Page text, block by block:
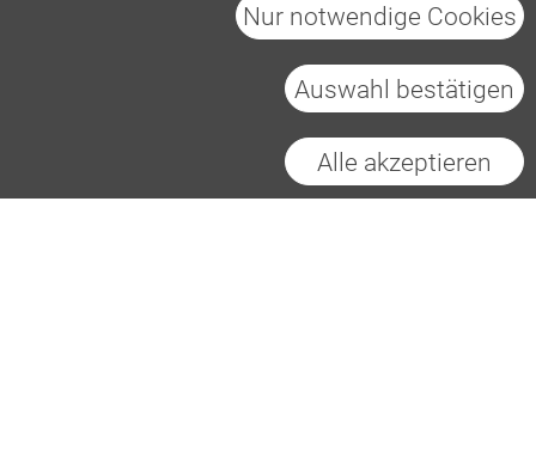
Nur notwendige Cookies
Auswahl bestätigen
Alle akzeptieren